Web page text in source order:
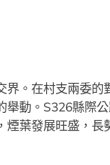
。在村支兩委的
舉動。S326縣際
葉發展旺盛，